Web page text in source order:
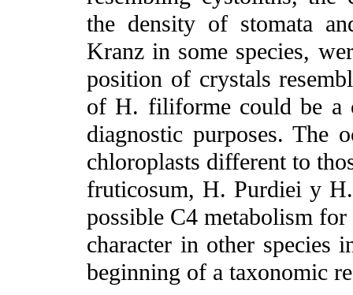
the density of stomata
Kranz in some species,
position of crystals
of H. filiforme could be a
diagnostic purposes. The
chloroplasts different to
fruticosum, H. Purdiei y
possible C4 metabolism
character in other species
beginning of a taxonomic